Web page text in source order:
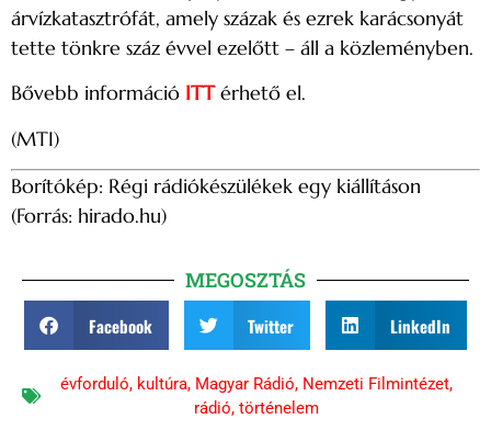
árvízkatasztrófát, amely százak és ezrek karácsonyát
tette tönkre száz évvel ezelőtt – áll a közleményben.
Bővebb információ ITTérhető el.
(MTI)
Borítókép: Régi rádiókészülékek egy kiállításon
(Forrás: hirado.hu)
MEGOSZTÁS
Facebook Twitter LinkedIn
évforduló, kultúra, Magyar Rádió, Nemzeti Filmintézet,
rádió, történelem